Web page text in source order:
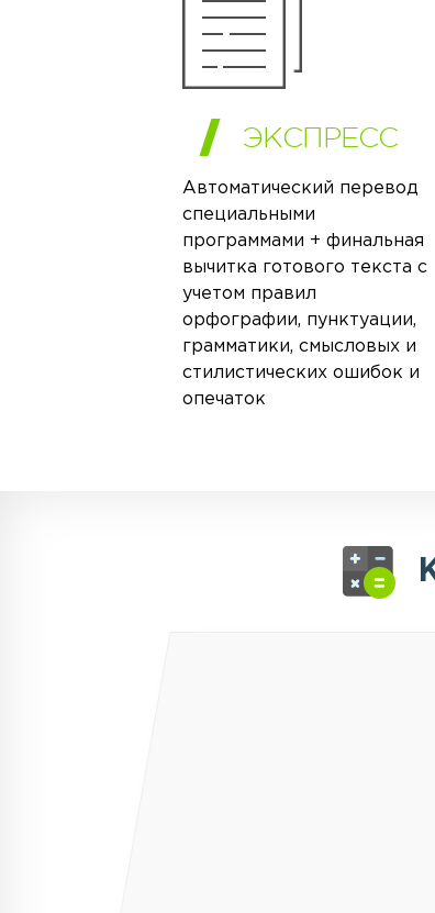
ЭКСПРЕСС
Автоматический перевод
специальными
программами + финальная
вычитка готового текста с
учетом правил
орфографии, пунктуации,
грамматики, смысловых и
стилистических ошибок и
опечаток